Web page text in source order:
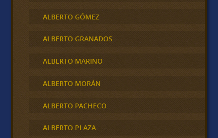
ALBERTO GÓMEZ
ALBERTO GRANADOS
ALBERTO MARINO
ALBERTO MORÁN
ALBERTO PACHECO
ALBERTO PLAZA